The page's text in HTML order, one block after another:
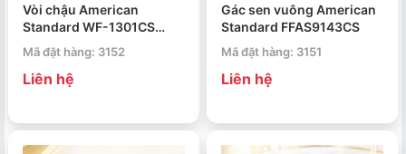
Vòi chậu American
Standard WF-1301CS
Acacia Evolution
Mã đặt hàng: 3152
Liên hệ
Gác sen vuông American
Standard FFAS9143CS
Mã đặt hàng: 3151
Liên hệ